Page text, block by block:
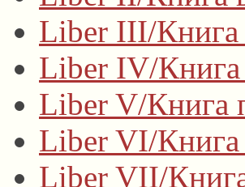
Liber III/Книга
Liber IV/Книга
Liber V/Книга
Liber VI/Книга
Liber VII/